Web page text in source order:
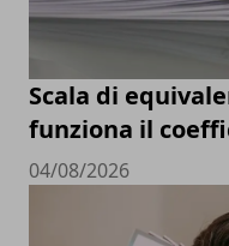
Scala di
funziona il
04/08/2026